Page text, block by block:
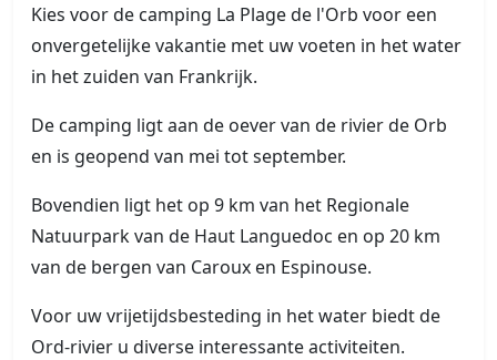
Kies voor de camping La Plage de l'Orb voor een
onvergetelijke vakantie met uw voeten in het water
in het zuiden van Frankrijk.
De camping ligt aan de oever van de rivier de Orb
en is geopend van mei tot september.
Bovendien ligt het op 9 km van het Regionale
Natuurpark van de Haut Languedoc en op 20 km
van de bergen van Caroux en Espinouse.
Voor uw vrijetijdsbesteding in het water biedt de
Ord-rivier u diverse interessante activiteiten.